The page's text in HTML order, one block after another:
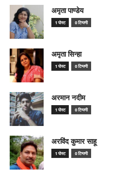
अमृता पाण्डेय
1 पोस्ट 0 टिप्पणी
अमृता सिन्हा
1 पोस्ट 0 टिप्पणी
अरमान नदीम
1 पोस्ट 0 टिप्पणी
अरविंद कुमार साहू
1 पोस्ट 0 टिप्पणी